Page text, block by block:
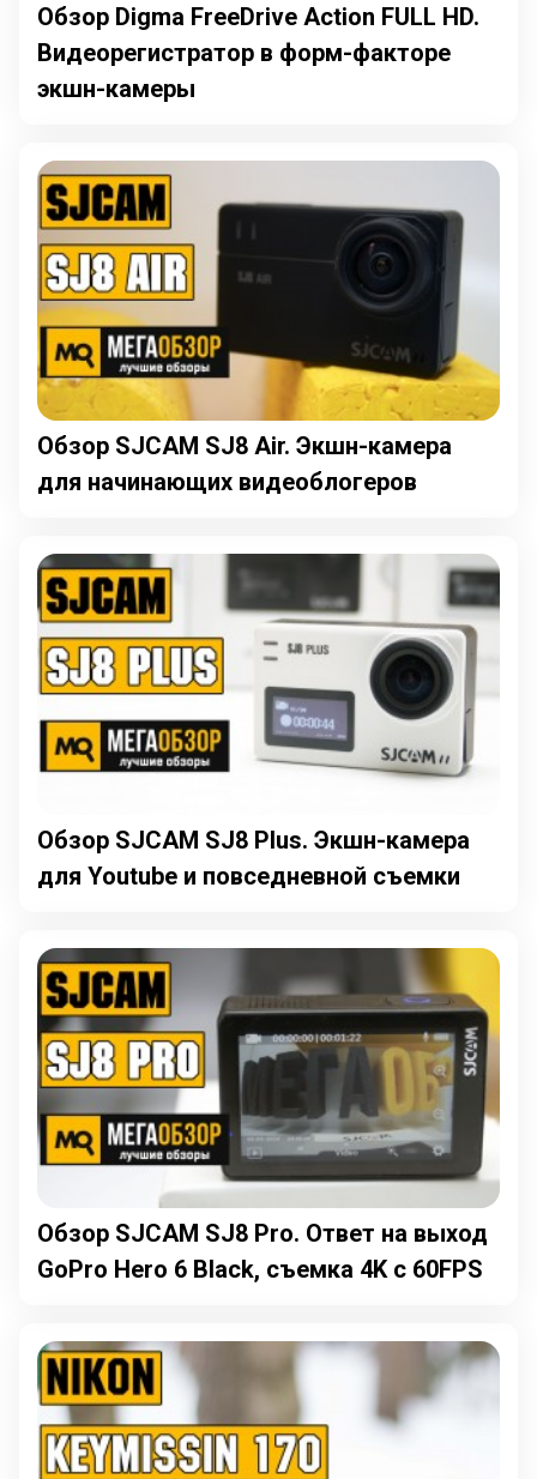
Обзор Digma FreeDrive Action FULL HD.
Видеорегистратор в форм-факторе
экшн-камеры
Обзор SJCAM SJ8 Air. Экшн-камера
для начинающих видеоблогеров
Обзор SJCAM SJ8 Plus. Экшн-камера
для Youtube и повседневной съемки
Обзор SJCAM SJ8 Pro. Ответ на выход
GoPro Hero 6 Black, съемка 4K с 60FPS